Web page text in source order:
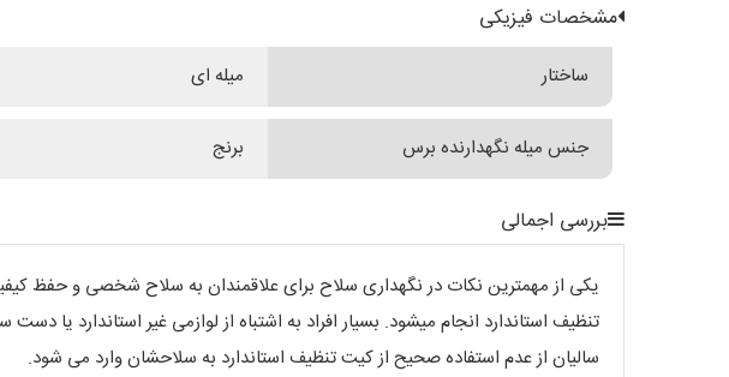
مشخصات فیزیکی
ساختار میله ای
جنس میله نگهدارنده برس برنج
بررسی اجمالی
یکی از مهمترین نکات در نگهداری سلاح برای علاقمندان به سلاح شخصی و حفظ
تنظیف استاندارد انجام میشود. بسیار افراد به اشتباه از لوازمی غیر استاندارد
سالیان از عدم استفاده صحیح از کیت تنظیف استاندارد به سلاحشان وارد می شود.